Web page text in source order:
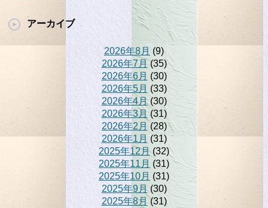
アーカイブ
2026年8月 (9)
2026年7月 (35)
2026年6月 (30)
2026年5月 (33)
2026年4月(30)
2026年3月(31)
2026年2月 (28)
2026年1月(31)
2025年12月 (32)
2025年11月 (31)
2025年10月 (31)
2025年9月(30)
2025年8月(31)